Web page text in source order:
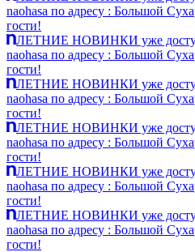
naohasa по адресу : Большой
гости!
ЛЕТНИЕ НОВИНКИ уже
naohasa по адресу : Большой
гости!
ЛЕТНИЕ НОВИНКИ уже
naohasa по адресу : Большой
гости!
ЛЕТНИЕ НОВИНКИ уже
naohasa по адресу : Большой
гости!
ЛЕТНИЕ НОВИНКИ уже
naohasa по адресу : Большой
гости!
ЛЕТНИЕ НОВИНКИ уже
naohasa по адресу : Большой
гости!